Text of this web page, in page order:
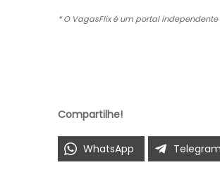
* O VagasFlix é um portal
Compartilhe!
WhatsApp Telegram